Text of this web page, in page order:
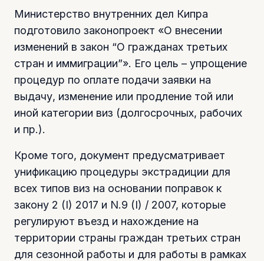
Министерство внутренних дел Кипра
подготовило законопроект «О внесении
изменений в закон “О гражданах третьих
стран и иммиграции”». Его цель – упрощение
процедур по оплате подачи заявки на
выдачу, изменение или продление той или
иной категории виз (долгосрочных, рабочих
и пр.).
Кроме того, документ предусматривает
унификацию процедуры экстрадиции для
всех типов виз на основании поправок к
закону 2 (I) 2017 и N.9 (I) / 2007, которые
регулируют въезд и нахождение на
территории страны граждан третьих стран
для сезонной работы и для работы в рамках